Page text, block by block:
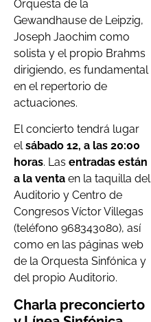
Orquesta de la
Gewandhause de Leipzig,
Joseph Jaochim como
solista y el propio Brahms
dirigiendo, es fundamental
en el repertorio de
actuaciones.
El concierto tendrá lugar
elsábado 12, a las 20:00
horas. Las entradas están
a la venta en la taquilla del
Auditorio y Centro de
Congresos Víctor Villegas
(teléfono 968343080), así
como en las páginas web
de la Orquesta Sinfónica y
del propio Auditorio.
Charla preconcierto